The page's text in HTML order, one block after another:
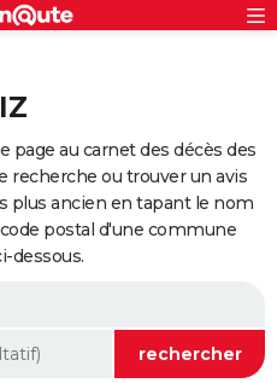
au carnet des décès des
recherche ou trouver un avis
plus ancien en tapant le nom
postal d'une commune
dessous.